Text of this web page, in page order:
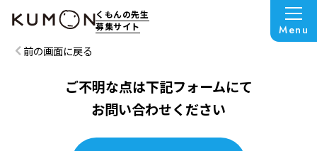
くもんの先生
募集サイト
Menu
この説明会は終了いたしました
前の画面に戻る
ご不明な点は下記フォームにて
お問い合わせください